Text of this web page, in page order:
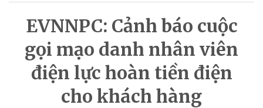
EVNNPC: Cảnh báo cuộc
gọi mạo danh nhân viên
điện lực hoàn tiền điện
cho khách hàng